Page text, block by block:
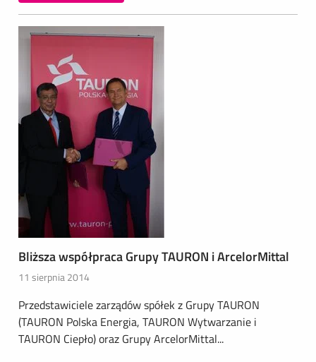
Bliższa współpraca Grupy TAURON i ArcelorMittal
11 sierpnia 2014
Przedstawiciele zarządów spółek z Grupy TAURON
(TAURON Polska Energia, TAURON Wytwarzanie i
TAURON Ciepło) oraz Grupy ArcelorMittal...